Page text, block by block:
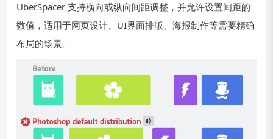
UberSpacer 支持横向或纵向间距调整，并允许设置间距的
数值，适用于网页设计、UI界面排版、海报制作等需要精确
布局的场景。